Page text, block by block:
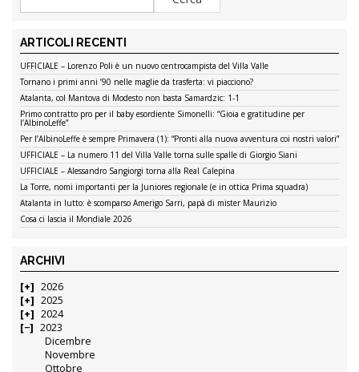
ARTICOLI RECENTI
UFFICIALE – Lorenzo Poli è un nuovo centrocampista del Villa Valle
Tornano i primi anni ’90 nelle maglie da trasferta: vi piacciono?
Atalanta, col Mantova di Modesto non basta Samardzic: 1-1
Primo contratto pro per il baby esordiente Simonelli: “Gioia e gratitudine per
l’AlbinoLeffe”
Per l’AlbinoLeffe è sempre Primavera (1): “Pronti alla nuova avventura coi nostri valori”
UFFICIALE – La numero 11 del Villa Valle torna sulle spalle di Giorgio Siani
UFFICIALE – Alessandro Sangiorgi torna alla Real Calepina
La Torre, nomi importanti per la Juniores regionale (e in ottica Prima squadra)
Atalanta in lutto: è scomparso Amerigo Sarri, papà di mister Maurizio
Cosa ci lascia il Mondiale 2026
ARCHIVI
2026
2025
2024
2023
Dicembre
Novembre
Ottobre